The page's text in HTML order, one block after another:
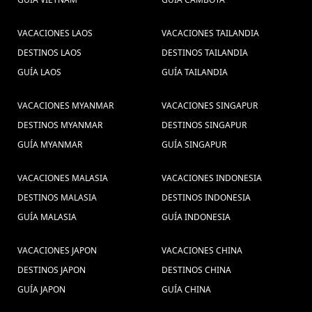
Vietnam y Tailandia (1) ,viajes a
myanmar (19) ,
Paquete
turistico a Tailandia (2) ,visitar Tailândia
(4) ,Guia de Viaje Myanmar (4) , iglesias en Vietnam (1) ,
vacaciones ho chi minh (3) ,Delta do
Mekong Vietnã (1) ,
Baia de Halong (1) ,visitar Camboja
(2) ,culinária (1) , Sai Gon (1) ,Vietname (1) ,Vacación en
experiencia de viaje (1) ,Excurcões
no Vietnã (1) ,
Vacaciones Vietnam en
Hanoi Gran Premio 2020 (1) , Da Nang (1) ,
viagem ao vietname (1) ,Viagens ao
Camboja, (1) ,
viajes vietnam en grupo (1) ,
VACACIONES LAOS
DESTINOS LAOS
GUÍA LAOS
VACACIONES TAILANDIA
DESTINOS TAILANDIA
GUÍA TAILANDIA
VACACIONES MYANMAR
DESTINOS MYANMAR
GUÍA MYANMAR
VACACIONES SINGAPUR
DESTINOS SINGAPUR
GUÍA SINGAPUR
VACACIONES MALASIA
DESTINOS MALASIA
GUÍA MALASIA
VACACIONES INDONESIA
DESTINOS INDONESIA
GUÍA INDONESIA
VACACIONES JAPON
DESTINOS JAPON
GUÍA JAPON
VACACIONES CHINA
DESTINOS CHINA
GUÍA CHINA